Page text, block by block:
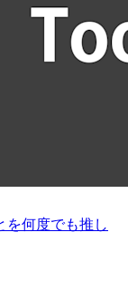
を何度でも推し